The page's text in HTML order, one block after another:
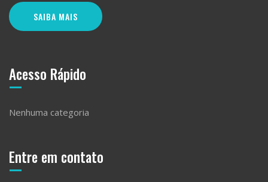
SAIBA MAIS
Acesso Rápido
Nenhuma categoria
Entre em contato